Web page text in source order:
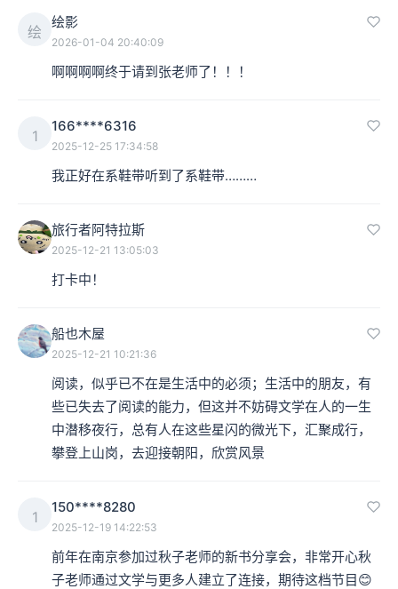
绘
绘影
2026-01-04 20:40:09
啊啊啊啊终于请到张老师了！！！
1
166****6316
2025-12-25 17:34:58
我正好在系鞋带听到了系鞋带………
旅行者阿特拉斯
2025-12-21 13:05:03
打卡中！
船也木屋
2025-12-21 10:21:36
阅读，似乎已不在是生活中的必须；生活中的朋友，有
些已失去了阅读的能力，但这并不妨碍文学在人的一生
中潜移夜行，总有人在这些星闪的微光下，汇聚成行，
攀登上山岗，去迎接朝阳，欣赏风景
1
150****8280
2025-12-19 14:22:53
前年在南京参加过秋子老师的新书分享会，非常开心秋
子老师通过文学与更多人建立了连接，期待这档节目😊